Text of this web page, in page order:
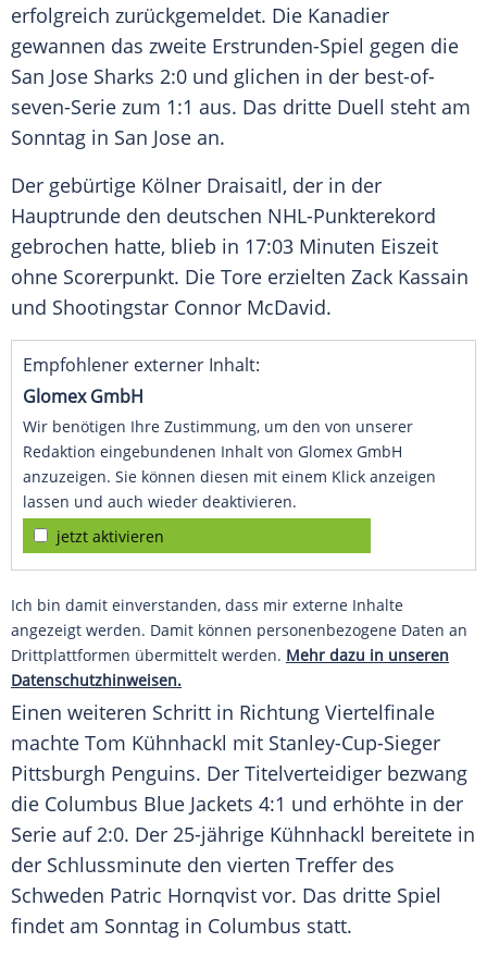
erfolgreich zurückgemeldet. Die Kanadier
gewannen das zweite Erstrunden-Spiel gegen die
San Jose Sharks 2:0 und glichen in der best-of-
seven-Serie zum 1:1 aus. Das dritte Duell steht am
Sonntag in San Jose an.
Der gebürtige Kölner Draisaitl, der in der
Hauptrunde den deutschen NHL-Punkterekord
gebrochen hatte, blieb in 17:03 Minuten Eiszeit
ohne Scorerpunkt. Die Tore erzielten Zack Kassain
und Shootingstar Connor McDavid.
Empfohlener externer Inhalt:
Glomex GmbH
Wir benötigen Ihre Zustimmung, um den von unserer
Redaktion eingebundenen Inhalt von Glomex GmbH
anzuzeigen. Sie können diesen mit einem Klick anzeigen
lassen und auch wieder deaktivieren.
jetzt aktivieren
Ich bin damit einverstanden, dass mir externe Inhalte
angezeigt werden. Damit können personenbezogene Daten an
Drittplattformen übermittelt werden. Mehr dazu in unseren
Datenschutzhinweisen.
Einen weiteren Schritt in Richtung Viertelfinale
machte Tom Kühnhackl mit Stanley-Cup-Sieger
Pittsburgh Penguins. Der Titelverteidiger bezwang
die Columbus Blue Jackets 4:1 und erhöhte in der
Serie auf 2:0. Der 25-jährige Kühnhackl bereitete in
der Schlussminute den vierten Treffer des
Schweden Patric Hornqvist vor. Das dritte Spiel
findet am Sonntag in Columbus statt.